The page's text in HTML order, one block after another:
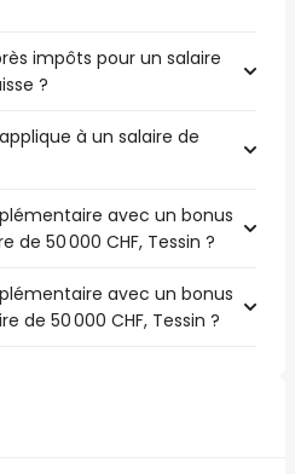
impôts pour un salaire
?
à un salaire de
avec un bonus
de 50 000 CHF, Tessin ?
avec un bonus
de 50 000 CHF, Tessin ?